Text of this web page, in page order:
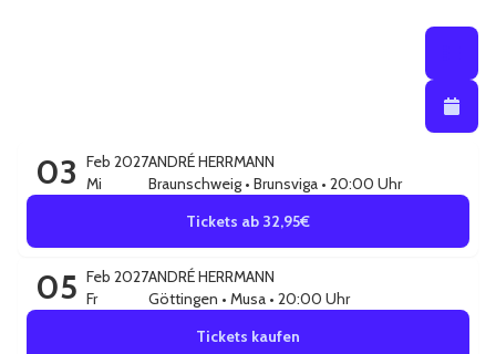
03 Feb 2027
Mi
ANDRÉ HERRMANN
Braunschweig • Brunsviga • 20:00 Uhr
Tickets ab 32,95€
05 Feb 2027
Fr
ANDRÉ HERRMANN
Göttingen • Musa • 20:00 Uhr
Tickets kaufen